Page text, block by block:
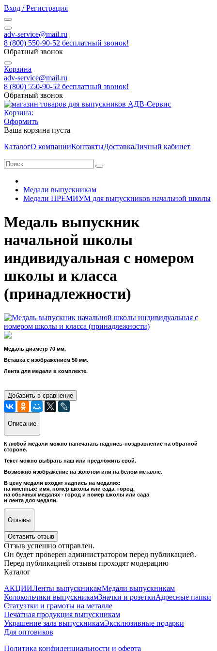
Вход / Регистрация
adv-service@mail.ru
8 (800) 550-90-52 бесплатный звонок!
Обратный звонок
Корзина
adv-service@mail.ru
8 (800) 550-90-52 бесплатный звонок!
Обратный звонок
Корзина:
Оформить
Ваша корзина пуста
КаталогО компанииКонтактыДоставкаЛичный кабинет
Медали выпускникам
Медали ПРЕМИУМ для выпускников начальной школы
Медаль выпускник
начальной школы
индивидуальная с номером
школы и класса
(принадлежности)
Медаль диаметр 70 мм.
Вставка с изображением 50 мм.
Лента для медали в комплекте.
Добавить в сравнение
Описание
К любой медали можно напечатать надпись-поздравление на обратной
стороне.
Текст можно выбрать наш или предложить свой.
Возможно изображение на золотом или на белом металле.
В цену медали входят надпись на медалях:
на именных: имя, номер школы или сада, город,
на обычных медалях - город и номер школы или сада
и лента для медали.
Отзывы
Оставить отзыв
Отзыв успешно отправлен.
Он будет проверен администратором перед публикацией.
Перед публикацией отзывы проходят модерацию
Каталог
АКЦИИЛенты выпускникамМедали выпускникам
Колокольчики выпускникамЗначки и розеткиАдресные папки
Статуэтки и грамоты на металле
Печатная продукция выпускникам
Украшение зала выпускникамЭксклюзивные подарки
Для оптовиков
Политика конфиденциальности и оферта